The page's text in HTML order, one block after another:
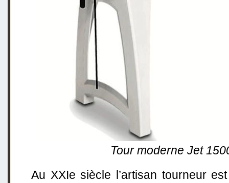
Tour moderne Jet
Au XXIe siècle l’artisan tourneur